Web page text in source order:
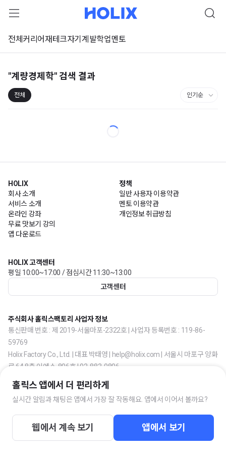
전체 커리어재테크자기계발학업멘토
"계량경제학" 검색 결과
전체
HOLIX
회사 소개
서비스 소개
온라인 강좌
무료 맛보기 강의
앱 다운로드
정책
일반 사용자 이용약관
멘토 이용약관
개인정보 취급방침
HOLIX 고객센터
평일 10:00~17:00 / 점심시간 11:30~13:00
고객센터
주식회사 홀릭스팩토리 사업자 정보
통신판매 번호 : 제 2019-서울마포-2322호 | 사업자 등록번호 : 119-86-
59769
Holix Factory Co., Ltd. | 대표 박태영 | help@holix.com | 서울시 마포구 양화
로 64 8층 이에스-806호 | 02-883-0806
홀릭스 앱에서 더 편리하게
실시간 알림과 채팅은 앱에서 가장 잘 작동해요. 앱에서 이어서 볼까요?
웹에서 계속 보기 앱에서 보기